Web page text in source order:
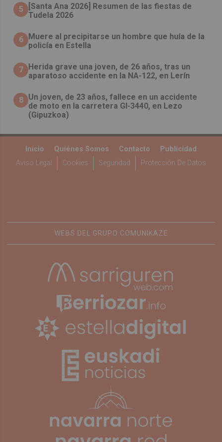
5
[Santa Ana 2026] Resumen de las fiestas de
Tudela 2026
6
Muere al precipitarse un hombre que huía de la
policía en Estella
7
Herida grave una joven, de 26 años, tras un
aparatoso accidente en la NA-122, en Lerín
8 Un joven, de 23 años, fallece en un accidente
de moto en la carretera GI-3440, en Lezo
(Gipuzkoa)
Inicio Quiénes Somos Contacto
Publicidad
Aviso Legal
Cookies Seguridad Protección De Datos
WEBS DEL GRUPO COMUNIKAZE